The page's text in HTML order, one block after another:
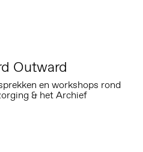
Outward
en workshops rond
& het Archief